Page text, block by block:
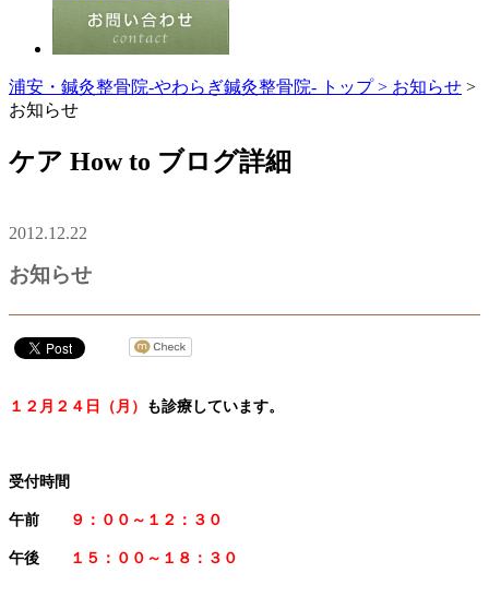
浦安・鍼灸整骨院-やわらぎ鍼灸整骨院- トップ > お知らせ >
お知らせ
ケア How to ブログ詳細
2012.12.22
お知らせ
１２月２４日（月） も診療しています。
受付時間
午前 ９：００～１２：３０
午後 １５：００～１８：３０